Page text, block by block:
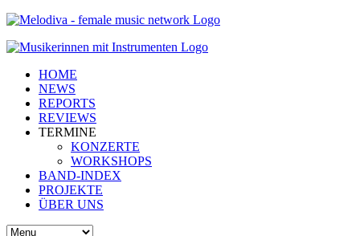
HOME
NEWS
REPORTS
REVIEWS
TERMINE
KONZERTE
WORKSHOPS
BAND-INDEX
PROJEKTE
ÜBER UNS